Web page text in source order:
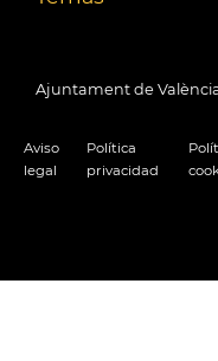
Ajuntament de
Aviso
legal
Política
privacidad